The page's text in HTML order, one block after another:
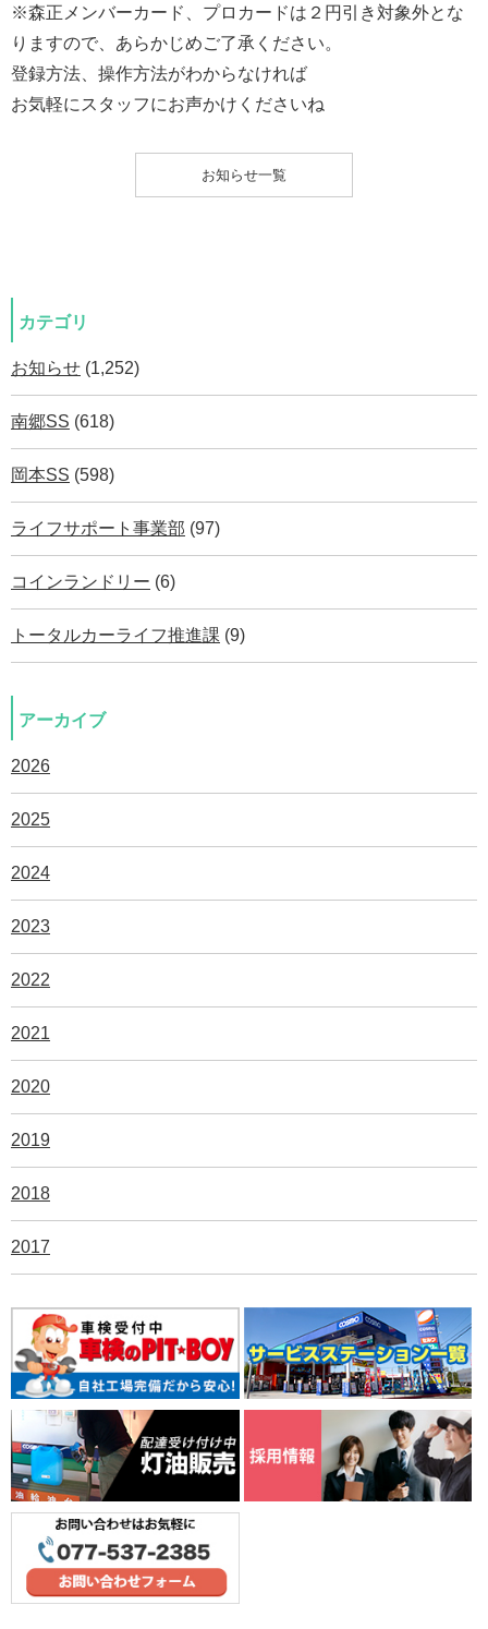
※森正メンバーカード、プロカードは２円引き対象外とな
りますので、あらかじめご了承ください。
登録方法、操作方法がわからなければ
お気軽にスタッフにお声かけくださいね
お知らせ一覧
カテゴリ
お知らせ (1,252)
南郷SS (618)
岡本SS (598)
ライフサポート事業部 (97)
コインランドリー (6)
トータルカーライフ推進課 (9)
アーカイブ
2026
2025
2024
2023
2022
2021
2020
2019
2018
2017